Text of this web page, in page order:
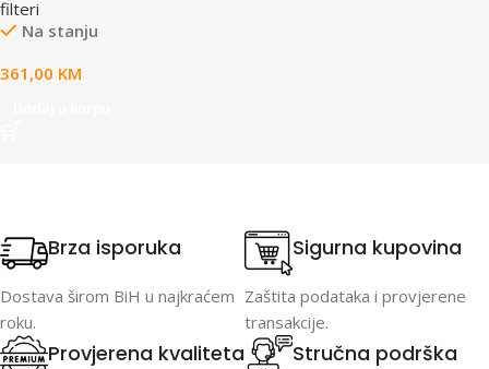
filteri
Na stanju
361,00 KM
Brza isporuka
Dostava širom BiH u najkraćem
roku.
Sigurna kupovina
Zaštita podataka i provjerene
transakcije.
Provjerena kvaliteta Stručna podrška